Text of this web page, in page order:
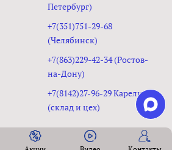
Петербург)
+7(351)751-29-68
(Челябинск)
+7(863)229-42-34 (Ростов-
на-Дону)
+7(8142)27-96-29 Карелия
(склад и цех)